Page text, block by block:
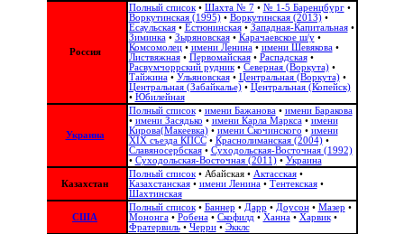
Россия
Полный список• Шахта № 7• № 1-5 Баренцбург•
Воркутинская (1995)• Воркутинская (2013)•
Есаульская• Естюнинская• Западная-Капитальная•
Зиминка• Зыряновская• Карачаевское ш/у•
Комсомолец• имени Ленина• имени Шевякова•
Листвяжная• Первомайская• Распадская•
Расвумчоррский рудник• Северная (Воркута)•
Тайжина• Ульяновская• Центральная (Воркута)•
Центральная (Забайкалье)• Центральная (Копейск)
• Юбилейная
Украина
Полный список• имени Бажанова• имени Баракова
• имени Засядько • имени Карла Маркса• имени
Кирова(Макеевка)• имени Скочинского • имени
ХІХ съезда КПСС• Краснолиманская (2004)•
Славяносербская• Суходольская-Восточная (1992)
• Суходольская-Восточная (2011)• Украина
Казахстан
Полный список• Абайская• Актасская•
Казахстанская• имени Ленина• Тентекская•
Шахтинская
США
Полный список• Баннер • Дарр • Доусон• Мазер •
Мононга• Робена• Скофилд • Ханна• Харвик•
Фратервиль• Черри• Экклс